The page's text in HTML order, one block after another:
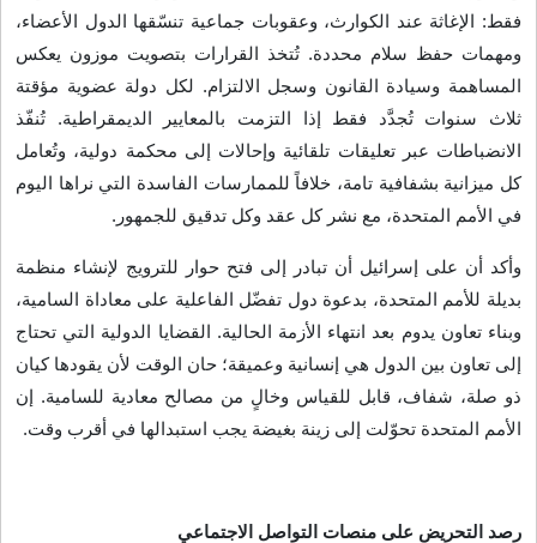
فقط: الإغاثة عند الكوارث، وعقوبات جماعية تنسّقها الدول الأعضاء،
ومهمات حفظ سلام محددة. تُتخذ القرارات بتصويت موزون يعكس
المساهمة وسيادة القانون وسجل الالتزام. لكل دولة عضوية مؤقتة
ثلاث سنوات تُجدَّد فقط إذا التزمت بالمعايير الديمقراطية. تُنفّذ
الانضباطات عبر تعليقات تلقائية وإحالات إلى محكمة دولية، وتُعامل
كل ميزانية بشفافية تامة، خلافاً للممارسات الفاسدة التي نراها اليوم
في الأمم المتحدة، مع نشر كل عقد وكل تدقيق للجمهور .
وأكد أن على إسرائيل أن تبادر إلى فتح حوار للترويج لإنشاء منظمة
بديلة للأمم المتحدة، بدعوة دول تفضّل الفاعلية على معاداة السامية،
وبناء تعاون يدوم بعد انتهاء الأزمة الحالية. القضايا الدولية التي تحتاج
إلى تعاون بين الدول هي إنسانية وعميقة؛ حان الوقت لأن يقودها كيان
ذو صلة، شفاف، قابل للقياس وخالٍ من مصالح معادية للسامية. إن
الأمم المتحدة تحوّلت إلى زينة بغيضة يجب استبدالها في أقرب وقت.
رصد التحريض على منصات التواصل الاجتماعي